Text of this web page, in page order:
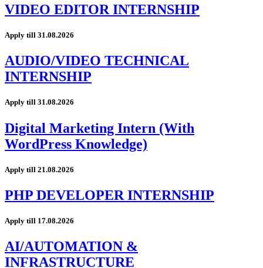
VIDEO EDITOR INTERNSHIP
Apply till 31.08.2026
AUDIO/VIDEO TECHNICAL
INTERNSHIP
Apply till 31.08.2026
Digital Marketing Intern (With
WordPress Knowledge)
Apply till 21.08.2026
PHP DEVELOPER INTERNSHIP
Apply till 17.08.2026
AI/AUTOMATION &
INFRASTRUCTURE